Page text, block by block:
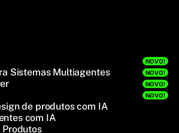
NOVO!
Sistemas Multiagentes NOVO!
NOVO!
NOVO!
de produtos com IA
com IA
Produtos